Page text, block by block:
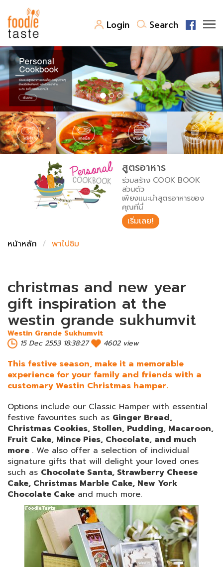
Login Search
สูตรอาหาร
สูตรอาหารล่าสุด
Top Foodie
พาไปชิม
สารพันก้นครัว
เคล็ดลับน่ารู้
เปรียบเทียบหน่วยการตวง
เปรียบเทียบอุณหภูมิ
เปรียบเทียบน้ำหนักวัตถุดิบ
FoodPedia
สร้าง Cookbook
สูตรอาหาร
ร่วมสร้าง COOK BOOK
ส่วนตัว
เพียงแนะนำสูตรอาหารของ
คุณที่นี่
เริ่มเลย!
หน้าหลัก
พาไปชิม
christmas and new year
gift inspiration at the
westin grande sukhumvit
Westin Grande Sukhumvit
15 Dec 2553 18:38:27
4602 view
This festive season, make it a memorable
experience for your family and friends with a
customary Westin Christmas hamper.
Options include our Classic Hamper with essential
festive favourites such as Ginger Bread,
Christmas Cookies, Stollen, Pudding, Macaroon,
Fruit Cake, Mince Pies, Chocolate, and much
more . We also offer a selection of individual
signature gifts that will delight your loved ones
such as Chocolate Santa, Strawberry Cheese
Cake, Christmas Marble Cake, New York
Chocolate Cake and much more.